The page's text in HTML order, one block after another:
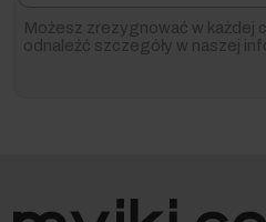
Możesz zrezygnować w każdej
odnaleźć szczegóły w naszej